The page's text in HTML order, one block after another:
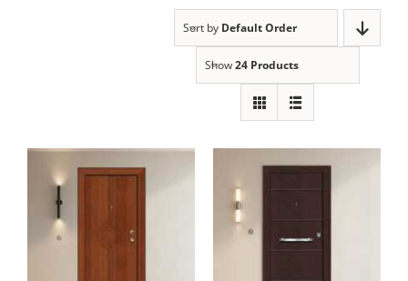
Sort by Default Order
Show24 Products